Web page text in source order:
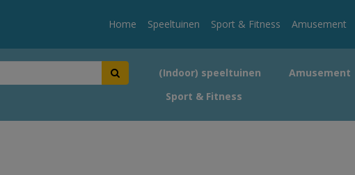
Home Speeltuinen Sport & Fitness Amusement
(Indoor) speeltuinen Amusement
Sport & Fitness